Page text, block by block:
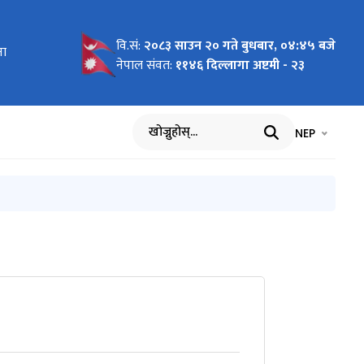
वि.सं: २०८३ साउन २० गते बुधबार, ०४:४५ बजे
नेपाल संवत: ११४६ दिल्लागा अष्टमी - २३
खोज्नुहोस् भाषा चयन
NEP